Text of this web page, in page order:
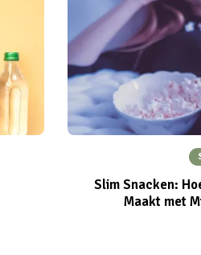
Slim Snacken:
Maakt met